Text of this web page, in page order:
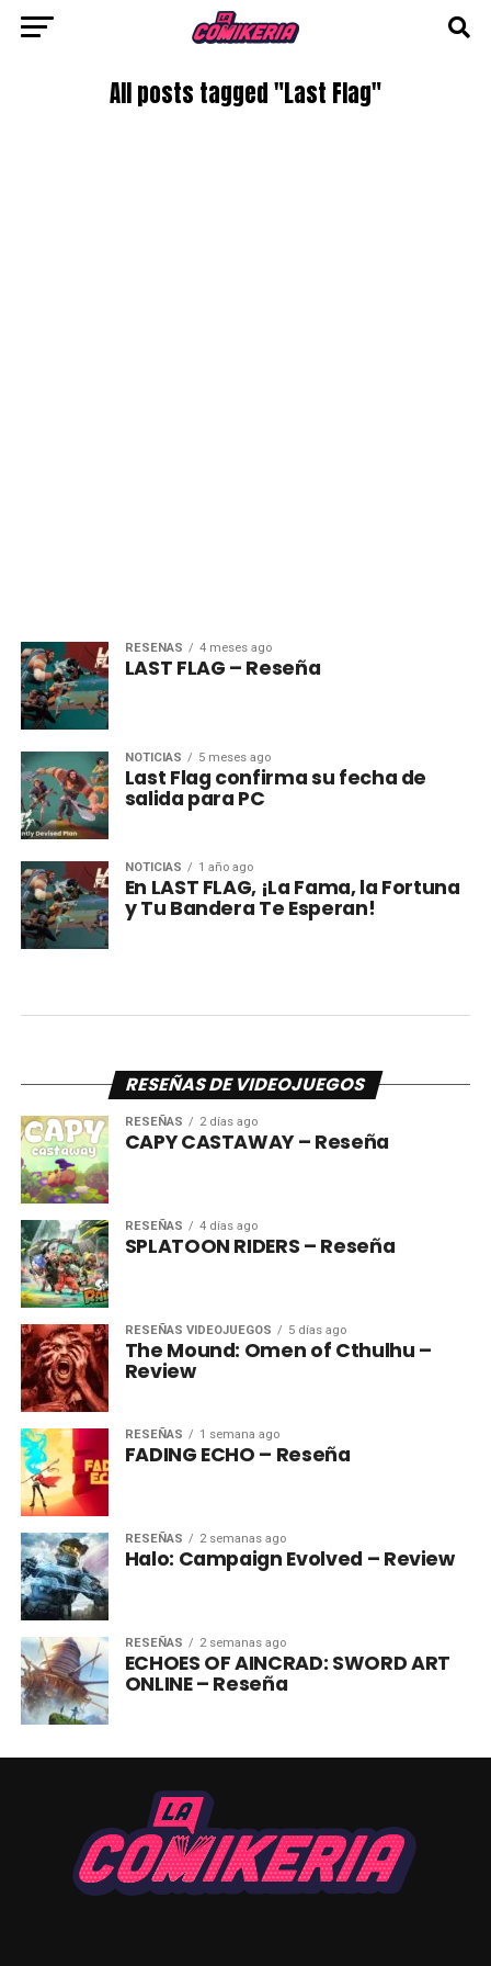
All posts tagged "Last Flag"
RESEÑAS 4 meses ago
LAST FLAG – Reseña
NOTICIAS 5 meses ago
Last Flag confirma su fecha de
salida para PC
NOTICIAS 1 año ago
En LAST FLAG, ¡La Fama, la Fortuna
y Tu Bandera Te Esperan!
RESEÑAS DE VIDEOJUEGOS
RESEÑAS 2 días ago
CAPY CASTAWAY – Reseña
RESEÑAS 4 días ago
SPLATOON RIDERS – Reseña
RESEÑAS VIDEOJUEGOS 5 días ago
The Mound: Omen of Cthulhu –
Review
RESEÑAS 1 semana ago
FADING ECHO – Reseña
RESEÑAS 2 semanas ago
Halo: Campaign Evolved – Review
RESEÑAS 2 semanas ago
ECHOES OF AINCRAD: SWORD ART
ONLINE – Reseña